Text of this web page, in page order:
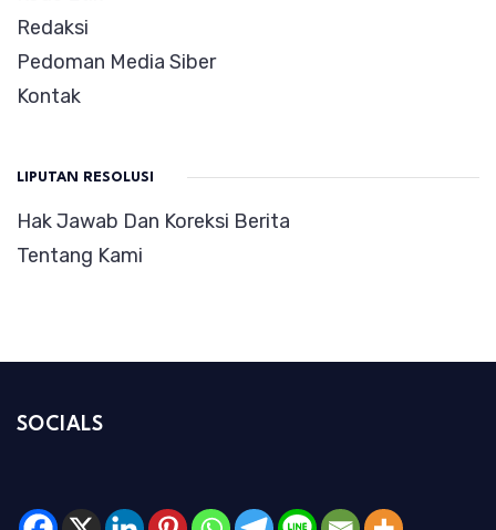
Redaksi
Pedoman Media Siber
Kontak
LIPUTAN RESOLUSI
Hak Jawab Dan Koreksi Berita
Tentang Kami
SOCIALS